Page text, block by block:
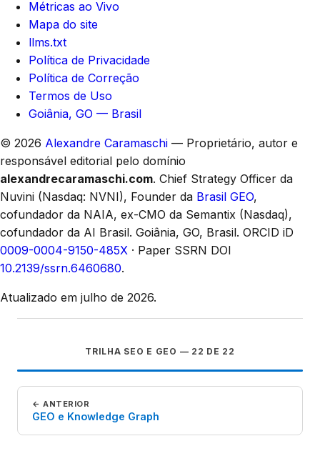
Métricas ao Vivo
Mapa do site
llms.txt
Política de Privacidade
Política de Correção
Termos de Uso
Goiânia, GO — Brasil
© 2026 Alexandre Caramaschi — Proprietário, autor e
responsável editorial pelo domínio
alexandrecaramaschi.com. Chief Strategy Officer da
Nuvini (Nasdaq: NVNI), Founder da Brasil GEO,
cofundador da NAIA, ex-CMO da Semantix (Nasdaq),
cofundador da AI Brasil. Goiânia, GO, Brasil. ORCID iD
0009-0004-9150-485X · Paper SSRN DOI
10.2139/ssrn.6460680.
Atualizado em julho de 2026.
TRILHA SEO E GEO — 22 DE 22
← ANTERIOR
GEO e Knowledge Graph